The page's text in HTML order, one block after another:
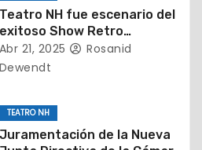
Teatro NH fue escenario del
exitoso Show Retro
presentado por la Fundación
Legados Music
Abr 21, 2025
Rosanid
Dewendt
TEATRO NH
Juramentación de la Nueva